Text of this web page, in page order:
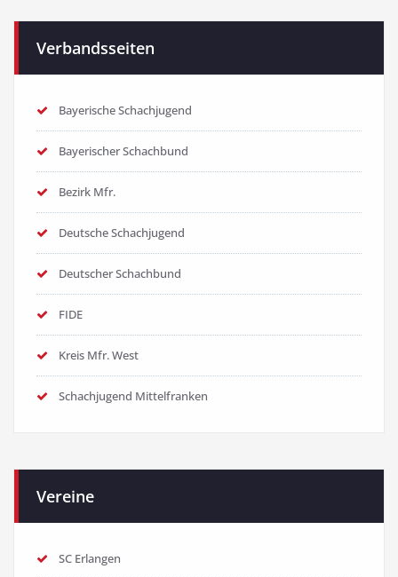
Verbandsseiten
Bayerische Schachjugend
Bayerischer Schachbund
Bezirk Mfr.
Deutsche Schachjugend
Deutscher Schachbund
FIDE
Kreis Mfr. West
Schachjugend Mittelfranken
Vereine
SC Erlangen